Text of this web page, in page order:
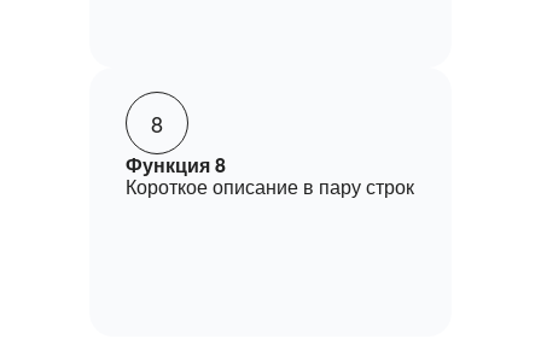
8
Функция 8
Короткое описание в пару строк